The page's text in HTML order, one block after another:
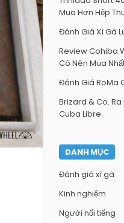
Mua Hơn Hộp
Đánh Giá Xì Gà
Review Cohiba
Có Nên Mua
Đánh Giá RoMa
Brizard & Co. Ra
Cuba Libre
DANH MỤC
Đánh giá xì gà
Kinh nghiệm
Người nổi tiếng